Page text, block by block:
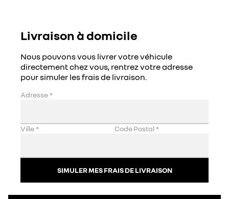
Livraison à domicile
Nous pouvons vous livrer votre véhicule
directement chez vous, rentrez votre adresse
pour simuler les frais de livraison.
Adresse*
Ville* Code Postal*
SIMULER MES FRAIS DE LIVRAISON